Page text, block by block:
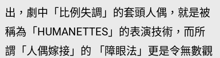
出，劇中「比例失調」的套頭人偶，就是被
稱為「HUMANETTES」的表演技術，而所
謂「人偶嫁接」的 「障眼法」更是令無數觀